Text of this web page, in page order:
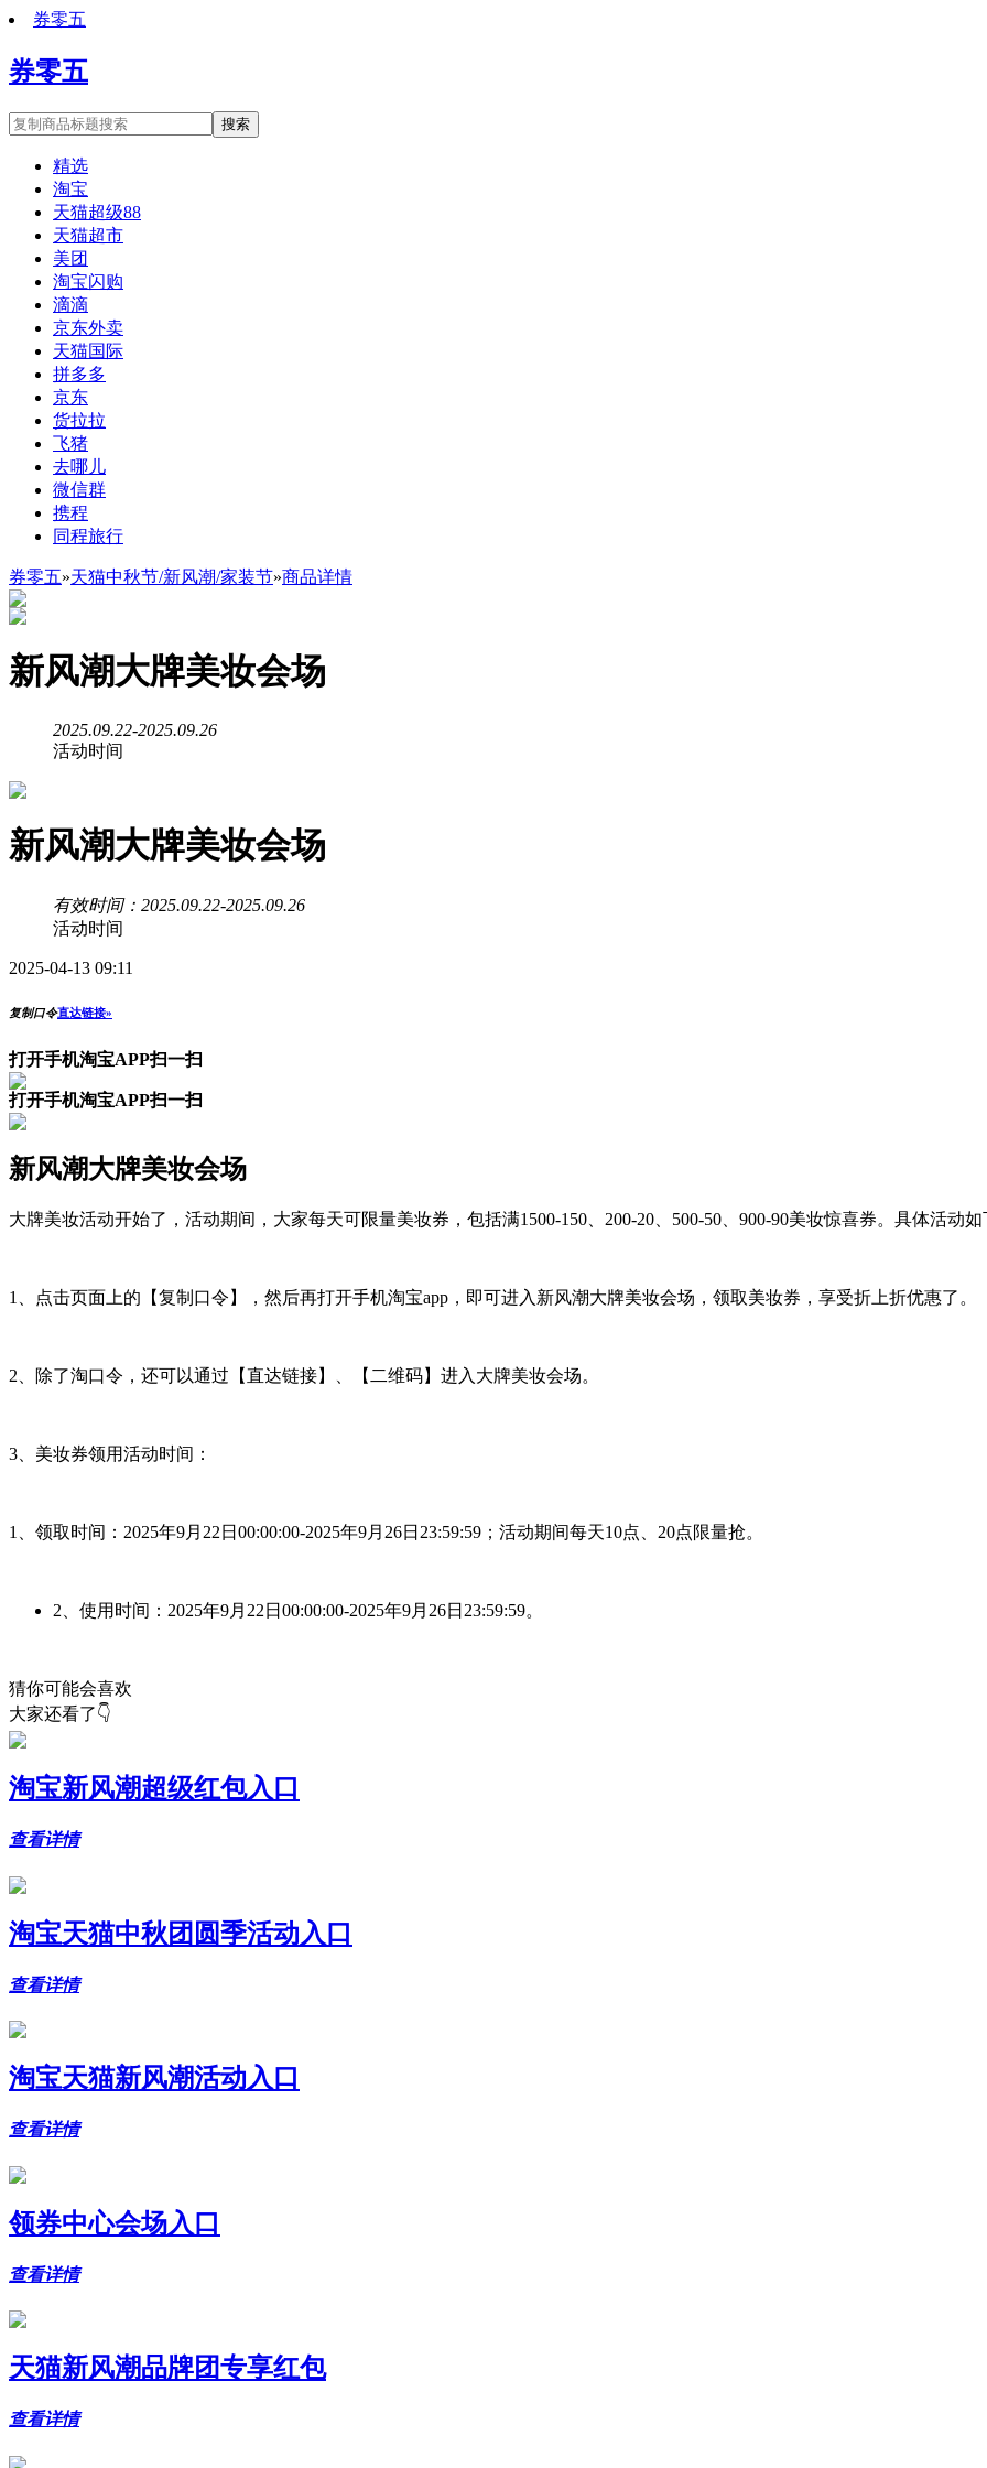
券零五
券零五
搜索
精选
淘宝
天猫超级88
天猫超市
美团
淘宝闪购
滴滴
京东外卖
天猫国际
拼多多
京东
货拉拉
飞猪
去哪儿
微信群
携程
同程旅行
券零五»天猫中秋节/新风潮/家装节»商品详情
新风潮大牌美妆会场
2025.09.22-2025.09.26
活动时间
新风潮大牌美妆会场
有效时间：2025.09.22-2025.09.26
活动时间
2025-04-13 09:11
复制口令直达链接»
打开手机淘宝APP扫一扫
打开手机淘宝APP扫一扫
新风潮大牌美妆会场
大牌美妆活动开始了，活动期间，大家每天可限量美妆券，包括满1500-150、200-20、500-50、900-90美妆惊喜券。具体活动如
1、点击页面上的【复制口令】，然后再打开手机淘宝app，即可进入新风潮大牌美妆会场，领取美妆券，享受折上折优惠了。
2、除了淘口令，还可以通过【直达链接】、【二维码】进入大牌美妆会场。
3、美妆券领用活动时间：
1、领取时间：2025年9月22日00:00:00-2025年9月26日23:59:59； 活动期间每天10点、20点限量抢。
2、使用时间： 2025年9月22日00:00:00-2025年9月26日23:59:59。
猜你可能会喜欢
大家还看了👇
淘宝新风潮超级红包入口
查看详情
淘宝天猫中秋团圆季活动入口
查看详情
淘宝天猫新风潮活动入口
查看详情
领券中心会场入口
查看详情
天猫新风潮品牌团专享红包
查看详情